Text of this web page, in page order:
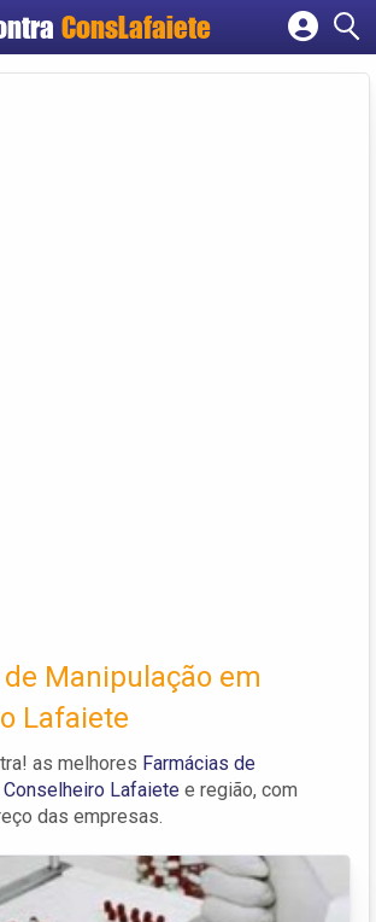
ConsLafaiete
Cadastrar empresa
Manipulação em
Lafaiete
as melhores Farmácias de
Lafaiete e região, com
das empresas.